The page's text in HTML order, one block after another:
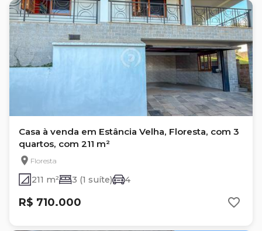
Casa à venda em Estância Velha, Floresta, com 3
quartos, com 211 m²
Floresta
211 m² 3 (1 suíte) 4
R$ 710.000